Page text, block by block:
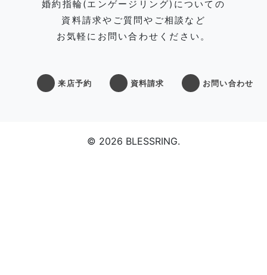
婚約指輪(エンゲージリング)についての
資料請求やご質問やご相談など
お気軽にお問い合わせください。
来店予約 資料請求 お問い合わせ
© 2026 BLESSRING.